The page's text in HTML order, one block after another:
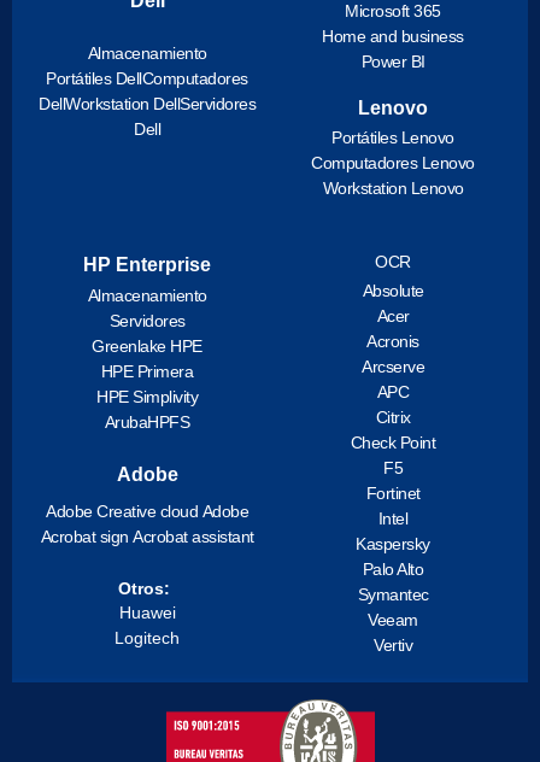
Almacenamiento
Portátiles DellComputadores
DellWorkstation DellServidores
Dell
Microsoft 365
Home and business
Power BI
Lenovo
Portátiles Lenovo
Computadores Lenovo
Workstation Lenovo
HP Enterprise
Almacenamiento
Servidores
Greenlake HPE
HPE Primera
HPE Simplivity
ArubaHPFS
Adobe
Adobe Creative cloud Adobe
Acrobat sign Acrobat assistant
Otros:
Huawei
Logitech
OCR
Absolute
Acer
Acronis
Arcserve
APC
Citrix
Check Point
F5
Fortinet
Intel
Kaspersky
Palo Alto
Symantec
Veeam
Vertiv